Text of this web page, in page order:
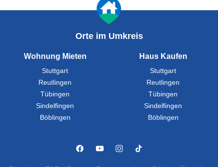
Orte im Umkreis
Wohnung Mieten
Stuttgart
Reutlingen
Tübingen
Sindelfingen
Böblingen
Haus Kaufen
Stuttgart
Reutlingen
Tübingen
Sindelfingen
Böblingen